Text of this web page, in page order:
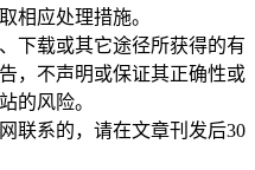
相应处理措施。
下载或其它途径所获得的有
，不声明或保证其正确性或
的风险。
联系的，请在文章刊发后30